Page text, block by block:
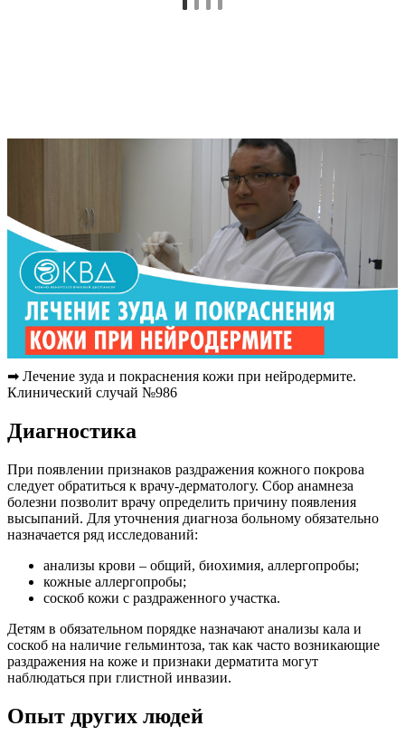
➡ Лечение зуда и покраснения кожи при нейродермите.
Клинический случай №986
Диагностика
При появлении признаков раздражения кожного покрова
следует обратиться к врачу-дерматологу. Сбор анамнеза
болезни позволит врачу определить причину появления
высыпаний. Для уточнения диагноза больному обязательно
назначается ряд исследований:
анализы крови – общий, биохимия, аллергопробы;
кожные аллергопробы;
соскоб кожи с раздраженного участка.
Детям в обязательном порядке назначают анализы кала и
соскоб на наличие гельминтоза, так как часто возникающие
раздражения на коже и признаки дерматита могут
наблюдаться при глистной инвазии.
Опыт других людей